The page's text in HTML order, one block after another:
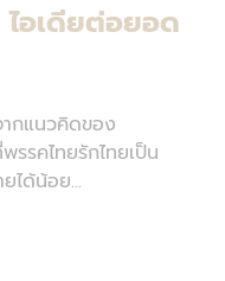
ไอเดียต่อยอด
ากแนวคิดของ
รคไทยรักไทยเป็น
ได้น้อย...